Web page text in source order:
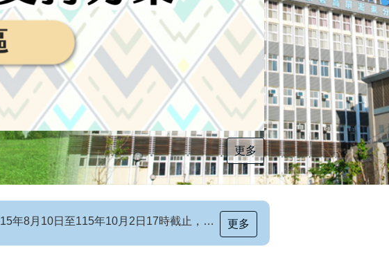
更多
[職前招生訊息]115年第6梯次自辦職前訓練招生簡章，自115年8月10日至115年10月2日17時截止，歡迎報名 更多